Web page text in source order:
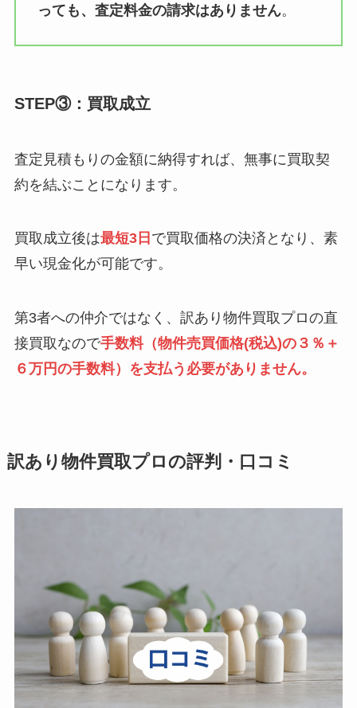
っても、査定料金の請求はありません。
STEP③：買取成立
査定見積もりの金額に納得すれば、無事に買取契
約を結ぶことになります。
買取成立後は最短3日 で買取価格の決済となり、素
早い現金化が可能です。
第3者への仲介ではなく、訳あり物件買取プロの直
接買取なので手数料（物件売買価格(税込)の３％＋
６万円の手数料）を支払う必要がありません。
訳あり物件買取プロの評判・口コミ